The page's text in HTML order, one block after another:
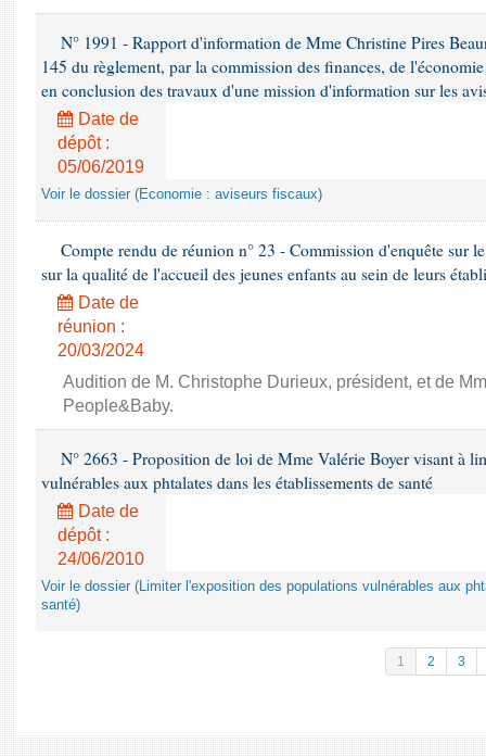
N° 1991 - Rapport d'information de Mme Christine Pires
145 du règlement, par la commission des finances, de
en conclusion des travaux d'une mission d'information sur les
Date de
dépôt :
05/06/2019
Voir le dossier (Economie : aviseurs fiscaux)
Compte rendu de réunion n° 23 - Commission d'enquête sur
sur la qualité de l'accueil des jeunes enfants au sein de leurs
Date de
réunion :
20/03/2024
Audition de M. Christophe Durieux, président, et de
People&Baby.
N° 2663 - Proposition de loi de Mme Valérie Boyer visant à
vulnérables aux phtalates dans les établissements de santé
Date de
dépôt :
24/06/2010
Voir le dossier (Limiter l'exposition des populations vulnérables aux
santé)
1 2 3